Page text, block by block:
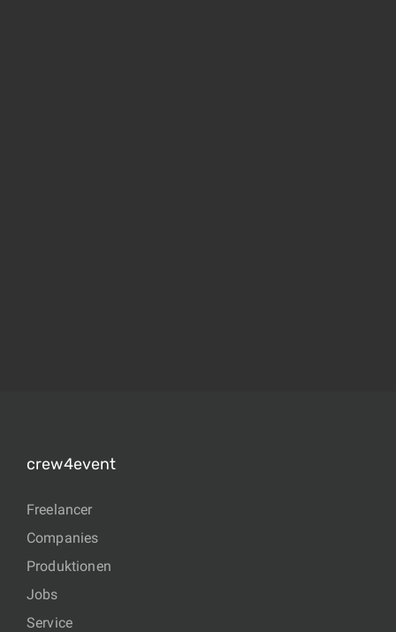
crew4event
Freelancer
Companies
Produktionen
Jobs
Service